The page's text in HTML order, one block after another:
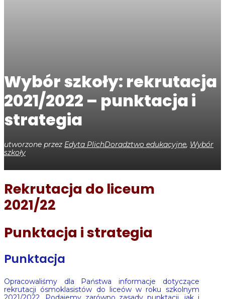
Wybór szkoły: rekrutacja
2021/2022 – punktacja i
strategia
utworzone przez Edyta PlichDoradztwo edukacyjne, Wybór
szkoły
Rekrutacja do liceum
2021/22
Punktacja i strategia
Punktacja
Opracowaliśmy dla Państwa informacje dotyczące
rekrutacji ósmoklasistów do liceów w roku szkolnym